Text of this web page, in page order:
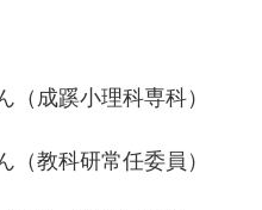
成蹊小理科専科）
研常任委員）